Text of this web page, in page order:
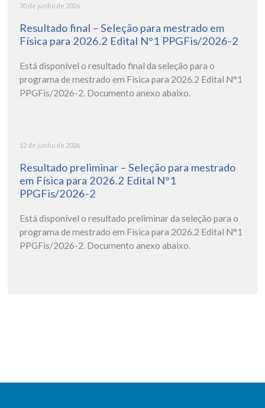
30 de junho de 2026
Resultado final – Seleção para mestrado em
Física para 2026.2 Edital N°1 PPGFis/2026-2
Está disponível o resultado final da seleção para o
programa de mestrado em Física para 2026.2 Edital N°1
PPGFis/2026-2. Documento anexo abaixo.
12 de junho de 2026
Resultado preliminar – Seleção para mestrado
em Física para 2026.2 Edital N°1
PPGFis/2026-2
Está disponível o resultado preliminar da seleção para o
programa de mestrado em Física para 2026.2 Edital N°1
PPGFis/2026-2. Documento anexo abaixo.